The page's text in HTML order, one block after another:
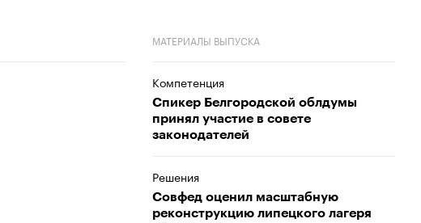
МАТЕРИАЛЫ ВЫПУСКА
Компетенция
Спикер Белгородской облдумы
принял участие в совете
законодателей
Решения
Совфед оценил масштабную
реконструкцию липецкого лагеря